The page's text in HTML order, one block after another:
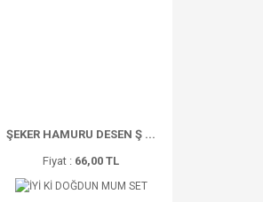
ŞEKER HAMURU DESEN Ş ...
Fiyat : 66,00 TL